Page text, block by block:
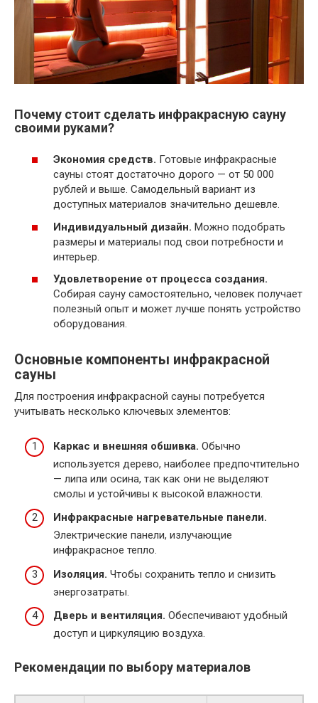
Почему стоит сделать инфракрасную сауну
своими руками?
Экономия средств. Готовые инфракрасные
сауны стоят достаточно дорого — от 50 000
рублей и выше. Самодельный вариант из
доступных материалов значительно дешевле.
Индивидуальный дизайн. Можно подобрать
размеры и материалы под свои потребности и
интерьер.
Удовлетворение от процесса создания.
Собирая сауну самостоятельно, человек получает
полезный опыт и может лучше понять устройство
оборудования.
Основные компоненты инфракрасной
сауны
Для построения инфракрасной сауны потребуется
учитывать несколько ключевых элементов:
Каркас и внешняя обшивка. Обычно
используется дерево, наиболее предпочтительно
— липа или осина, так как они не выделяют
смолы и устойчивы к высокой влажности.
Инфракрасные нагревательные панели.
Электрические панели, излучающие
инфракрасное тепло.
Изоляция. Чтобы сохранить тепло и снизить
энергозатраты.
Дверь и вентиляция. Обеспечивают удобный
доступ и циркуляцию воздуха.
Рекомендации по выбору материалов